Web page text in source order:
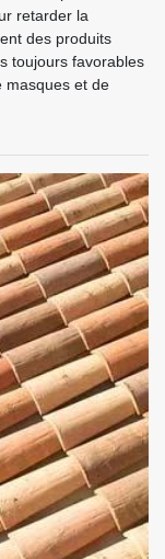
retarder la
des produits
toujours favorables
masques et de